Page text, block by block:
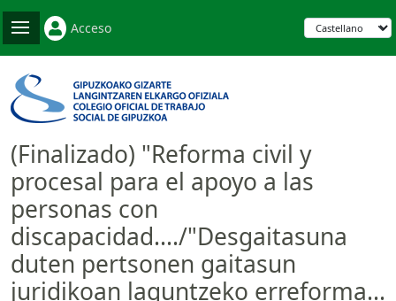
Acceso
(Finalizado) "Reforma civil y
procesal para el apoyo a las
personas con
discapacidad..../"Desgaitasuna
duten pertsonen gaitasun
juridikoan laguntzeko erreforma...